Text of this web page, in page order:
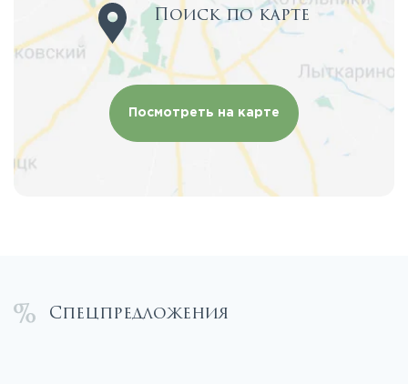
Поиск по карте
Посмотреть на карте
Спецпредложения